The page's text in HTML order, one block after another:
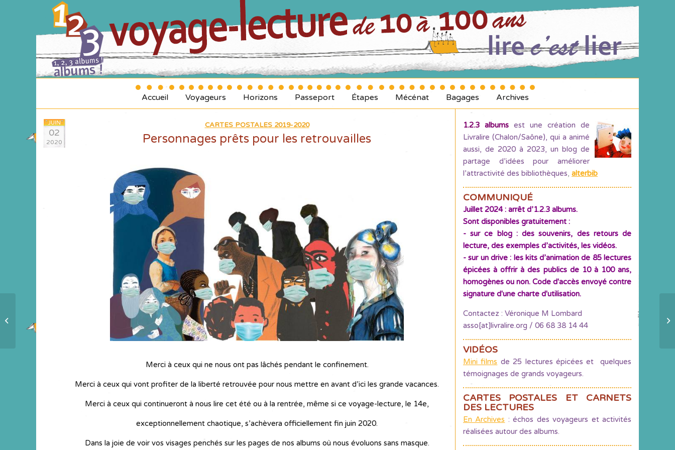
Accueil Voyageurs Horizons Passeport Étapes Mécénat Bagages Archives
JUIN
02
2020
CARTES POSTALES 2019-2020
Personnages prêts pour les retrouvailles
Merci à ceux qui ne nous ont pas lâchés pendant le confinement.
Merci à ceux qui vont profiter de la liberté retrouvée pour nous mettre en avant d’ici les grande vacances.
Merci à ceux qui continueront à nous lire cet été ou à la rentrée, même si ce voyage-lecture, le 14e,
exceptionnellement chaotique, s’achèvera officiellement fin juin 2020.
Dans la joie de voir vos visages penchés sur les pages de nos albums où nous évoluons sans masque.
1.2.3 albums est une création de
Livralire (Chalon/Saône), qui a animé
aussi, de 2020 à 2023, un blog de
partage d’idées pour améliorer
l’attractivité des bibliothèques, alterbib
COMMUNIQUÉ
Juillet 2024 : arrêt d’1.2.3 albums.
Sont disponibles gratuitement :
- sur ce blog : des souvenirs, des retours de
lecture, des exemples d’activités, les vidéos.
- sur un drive : les kits d’animation de 85 lectures
épicées à offrir à des publics de 10 à 100 ans,
homogènes ou non. Code d'accès envoyé contre
signature d'une charte d'utilisation.
Contactez : Véronique M Lombard
asso[at]livralire.org / 06 68 38 14 44
VIDÉOS
Mini films de 25 lectures épicées et quelques
témoignages de grands voyageurs.
CARTES POSTALES ET CARNETS
DES LECTURES
En Archives : échos des voyageurs et activités
réalisées autour des albums.
Un livret intergénérationnel de
à Talant (21)